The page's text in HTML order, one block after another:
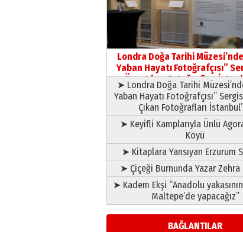
09 Temmuz 2026
Yusuf POLAT
Şampiyonluk
Şirin’e yazar
11 Mayıs 2026
Londra Doğa Tarihi
Yaban Hayatı Fotoğrafçısı”
Öne Çıkan Fotoğrafları
➤ Londra Doğa Tarihi
Yaban Hayatı Fotoğrafçısı”
Çıkan Fotoğrafları
➤ Keyifli Kamplarıyla Ünlü
Köyü
➤ Kitaplara Yansıyan Erzurum
➤ Çiçeği Burnunda Yazar Zehra
➤ Kadem Ekşi “Anadolu
Maltepe’de yapacağız”
BAĞLANTILAR